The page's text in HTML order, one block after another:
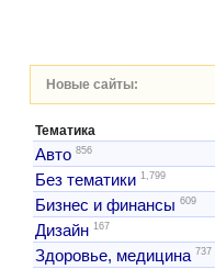
Новые сайты:
Тематика
Авто 856
Без тематики 1,799
Бизнес и финансы 609
Дизайн 167
Здоровье, медицина 737